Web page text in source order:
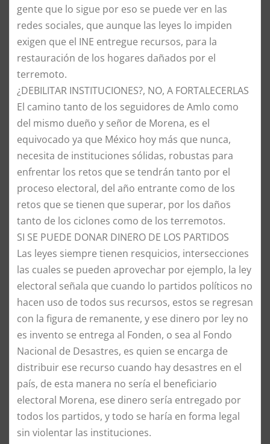
gente que lo sigue por eso se puede ver en las
redes sociales, que aunque las leyes lo impiden
exigen que el INE entregue recursos, para la
restauración de los hogares dañados por el
terremoto.
¿DEBILITAR INSTITUCIONES?, NO, A FORTALECERLAS
El camino tanto de los seguidores de Amlo como
del mismo dueño y señor de Morena, es el
equivocado ya que México hoy más que nunca,
necesita de instituciones sólidas, robustas para
enfrentar los retos que se tendrán tanto por el
proceso electoral, del año entrante como de los
retos que se tienen que superar, por los daños
tanto de los ciclones como de los terremotos.
SI SE PUEDE DONAR DINERO DE LOS PARTIDOS
Las leyes siempre tienen resquicios, intersecciones
las cuales se pueden aprovechar por ejemplo, la ley
electoral señala que cuando lo partidos políticos no
hacen uso de todos sus recursos, estos se regresan
con la figura de remanente, y ese dinero por ley no
es invento se entrega al Fonden, o sea al Fondo
Nacional de Desastres, es quien se encarga de
distribuir ese recurso cuando hay desastres en el
país, de esta manera no sería el beneficiario
electoral Morena, ese dinero sería entregado por
todos los partidos, y todo se haría en forma legal
sin violentar las instituciones.